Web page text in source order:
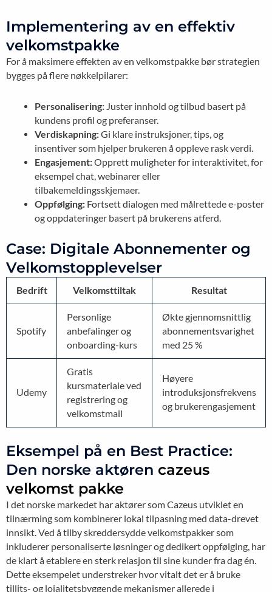
Implementering av en effektiv
velkomstpakke
For å maksimere effekten av en velkomstpakke bør strategien
bygges på flere nøkkelpilarer:
Personalisering:Juster innhold og tilbud basert på
kundens profil og preferanser.
Verdiskapning:Gi klare instruksjoner, tips, og
insentiver som hjelper brukeren å oppleve rask verdi.
Engasjement:Opprett muligheter for interaktivitet, for
eksempel chat, webinarer eller
tilbakemeldingsskjemaer.
Oppfølging:Fortsett dialogen med målrettede e-poster
og oppdateringer basert på brukerens atferd.
Case: Digitale Abonnementer og
Velkomstopplevelser
Bedrift Velkomsttiltak Resultat
Spotify
Personlige
anbefalinger og
onboarding-kurs
Økte gjennomsnittlig
abonnementsvarighet
med 25 %
Udemy
Gratis
kursmateriale ved
registrering og
velkomstmail
Høyere
introduksjonsfrekvens
og brukerengasjement
Eksempel på en Best Practice:
Den norske aktøren cazeus
velkomst pakke
I det norske markedet har aktører som Cazeus utviklet en
tilnærming som kombinerer lokal tilpasning med data-drevet
innsikt. Ved å tilby skreddersydde velkomstpakker som
inkluderer personaliserte løsninger og dedikert oppfølging, har
de klart å etablere en sterk relasjon til sine kunder fra dag én.
Dette eksempelet understreker hvor vitalt det er å bruke
tillits- og lojalitetsbyggende mekanismer allerede i